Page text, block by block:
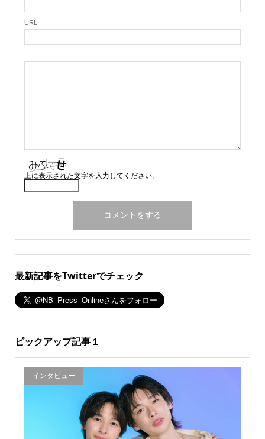
URL
上に表示された文字を入力してください。
最新記事をTwitterでチェック
ピックアップ記事１
インタビュー